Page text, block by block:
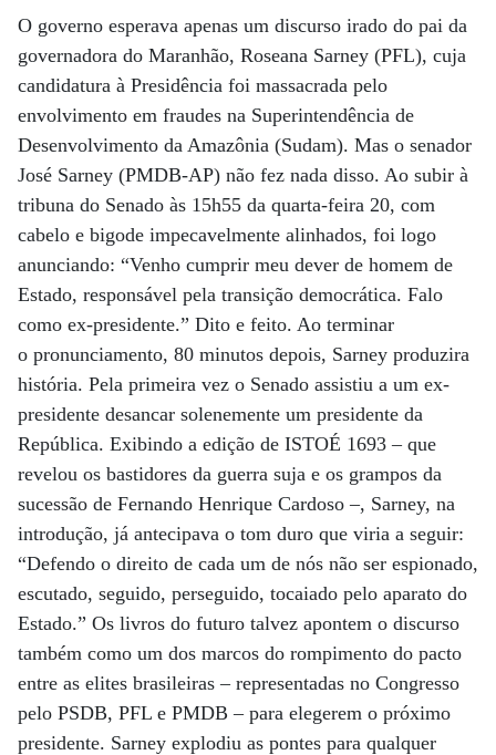
O governo esperava apenas um discurso irado do pai da
governadora do Maranhão, Roseana Sarney (PFL), cuja
candidatura à Presidência foi massacrada pelo
envolvimento em fraudes na Superintendência de
Desenvolvimento da Amazônia (Sudam). Mas o senador
José Sarney (PMDB-AP) não fez nada disso. Ao subir à
tribuna do Senado às 15h55 da quarta-feira 20, com
cabelo e bigode impecavelmente alinhados, foi logo
anunciando: “Venho cumprir meu dever de homem de
Estado, responsável pela transição democrática. Falo
como ex-presidente.” Dito e feito. Ao terminar
o pronunciamento, 80 minutos depois, Sarney produzira
história. Pela primeira vez o Senado assistiu a um ex-
presidente desancar solenemente um presidente da
República. Exibindo a edição de ISTOÉ 1693 – que
revelou os bastidores da guerra suja e os grampos da
sucessão de Fernando Henrique Cardoso –, Sarney, na
introdução, já antecipava o tom duro que viria a seguir:
“Defendo o direito de cada um de nós não ser espionado,
escutado, seguido, perseguido, tocaiado pelo aparato do
Estado.” Os livros do futuro talvez apontem o discurso
também como um dos marcos do rompimento do pacto
entre as elites brasileiras – representadas no Congresso
pelo PSDB, PFL e PMDB – para elegerem o próximo
presidente. Sarney explodiu as pontes para qualquer